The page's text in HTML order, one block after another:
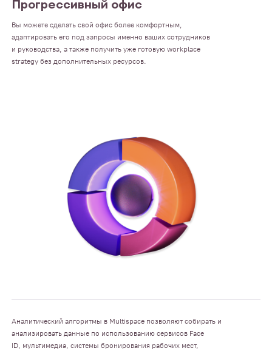
Прогрессивный офис
Вы можете сделать свой офис более комфортным,
адаптировать его под запросы именно ваших сотрудников
и руководства, а также получить уже готовую workplace
strategy без дополнительных ресурсов.
Аналитический алгоритмы в Multispace позволяют собирать и
анализировать данные по использованию сервисов Face
ID, мультимедиа, системы бронирования рабочих мест,